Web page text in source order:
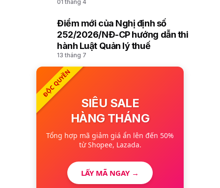
01 tháng 4
Điểm mới của Nghị định số
252/2026/NĐ-CP hướng dẫn thi
hành Luật Quản lý thuế
13 tháng 7
ĐỘC QUYỀN
SIÊU SALE
HÀNG THÁNG
Tổng hợp mã giảm giá ẩn lên đến 50%
từ Shopee, Lazada.
LẤY MÃ NGAY →